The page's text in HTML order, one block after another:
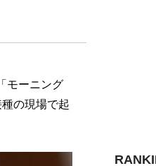
モーニング
の現場で起